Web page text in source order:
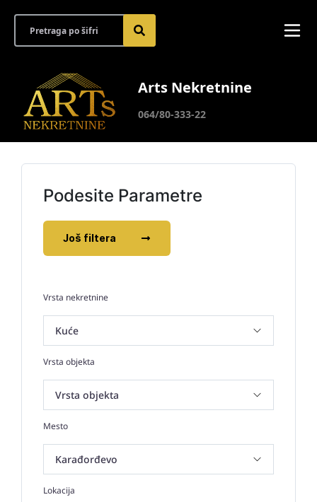
Arts Nekretnine
064/80-333-22
Podesite Parametre
Još filtera
Vrsta nekretnine
Vrsta objekta
Mesto
Lokacija